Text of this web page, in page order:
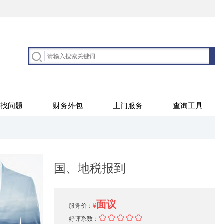
找问题 财务外包 上门服务 查询工具
国、地税报到
服务价： ¥面议
好评系数：